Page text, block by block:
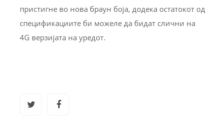
пристигне во нова браун боја, додека остатокот од
спецификациите би можеле да бидат слични на
4G верзијата на уредот.